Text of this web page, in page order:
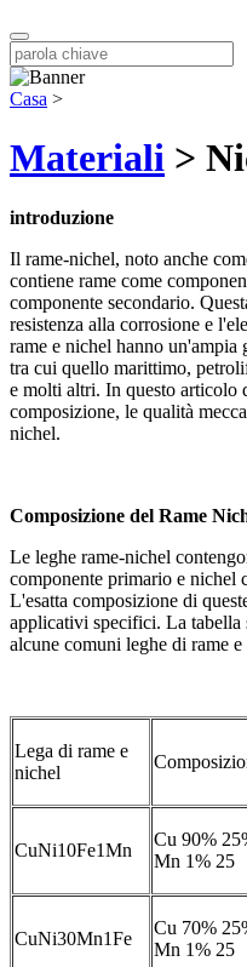
Casa >
Materiali >
introduzione
Il rame-nichel, noto anche
contiene rame come
componente secondario.
resistenza alla corrosione e
rame e nichel hanno
tra cui quello marittimo,
e molti altri. In questo articolo
composizione, le qualità
nichel.
Composizione del Rame
Le leghe rame-nichel
componente primario e nichel
L'esatta composizione di
applicativi specifici. La tabella
alcune comuni leghe di rame e
Lega di rame e
nichel
CuNi10Fe1Mn
Cu 90%
Mn 1% 25
CuNi30Mn1Fe
Cu 70%
Mn 1% 25